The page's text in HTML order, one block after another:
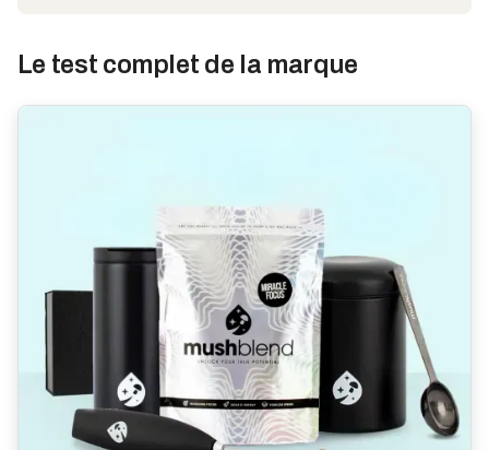
Le test complet de la marque